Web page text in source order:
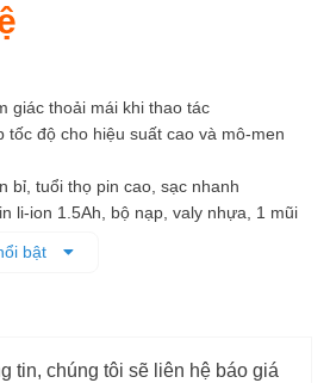
giác thoải mái khi thao tác
tốc độ cho hiệu suất cao và mô-men
bỉ, tuổi thọ pin cao, sạc nhanh
li-ion 1.5Ah, bộ nạp, valy nhựa, 1 mũi
bật
tin, chúng tôi sẽ liên hệ báo giá